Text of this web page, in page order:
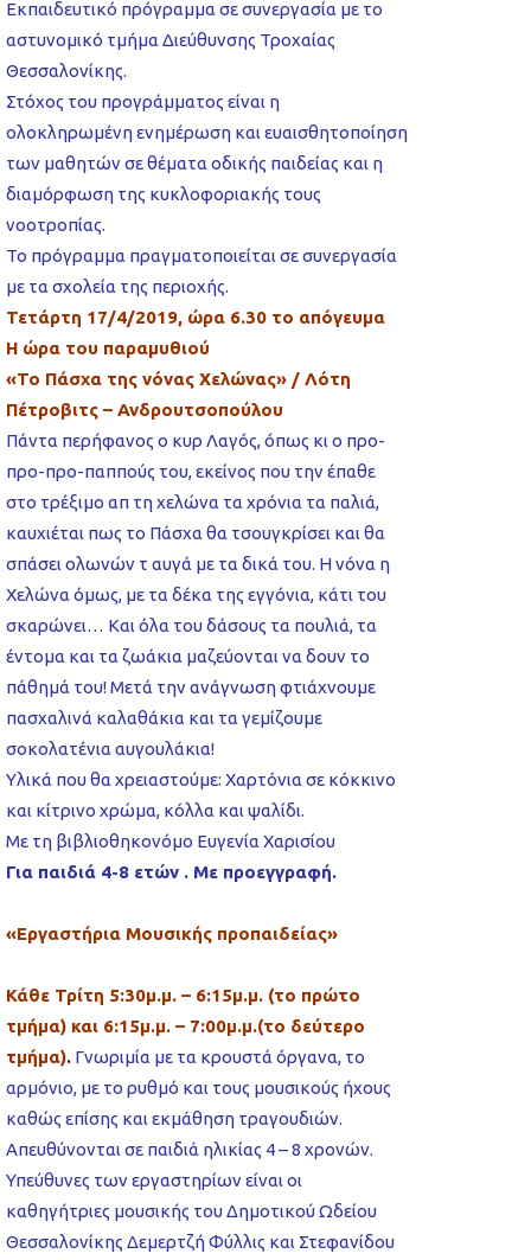
Εκπαιδευτικό πρόγραμμα σε συνεργασία με το
αστυνομικό τμήμα Διεύθυνσης Τροχαίας
Θεσσαλονίκης.
Στόχος του προγράμματος είναι η
ολοκληρωμένη ενημέρωση και ευαισθητοποίηση
των μαθητών σε θέματα οδικής παιδείας και η
διαμόρφωση της κυκλοφοριακής τους
νοοτροπίας.
Το πρόγραμμα πραγματοποιείται σε συνεργασία
με τα σχολεία της περιοχής.
Τετάρτη 17/4/2019, ώρα 6.30 το απόγευμα
Η ώρα του παραμυθιού
«Το Πάσχα της νόνας Χελώνας» / Λότη
Πέτροβιτς – Ανδρουτσοπούλου
Πάντα περήφανος ο κυρ Λαγός, όπως κι ο προ-
προ-προ-παππούς του, εκείνος που την έπαθε
στο τρέξιμο απ τη χελώνα τα χρόνια τα παλιά,
καυχιέται πως το Πάσχα θα τσουγκρίσει και θα
σπάσει ολωνών τ αυγά με τα δικά του. Η νόνα η
Χελώνα όμως, με τα δέκα της εγγόνια, κάτι του
σκαρώνει… Και όλα του δάσους τα πουλιά, τα
έντομα και τα ζωάκια μαζεύονται να δουν το
πάθημά του! Μετά την ανάγνωση φτιάχνουμε
πασχαλινά καλαθάκια και τα γεμίζουμε
σοκολατένια αυγουλάκια!
Υλικά που θα χρειαστούμε: Χαρτόνια σε κόκκινο
και κίτρινο χρώμα, κόλλα και ψαλίδι.
Με τη βιβλιοθηκονόμο Ευγενία Χαρισίου
Για παιδιά 4-8 ετών . Με προεγγραφή.
«Εργαστήρια Μουσικής προπαιδείας»
Κάθε Τρίτη 5:30μ.μ. – 6:15μ.μ. (το πρώτο
τμήμα) και 6:15μ.μ. – 7:00μ.μ.(το δεύτερο
τμήμα). Γνωριμία με τα κρουστά όργανα, το
αρμόνιο, με το ρυθμό και τους μουσικούς ήχους
καθώς επίσης και εκμάθηση τραγουδιών.
Απευθύνονται σε παιδιά ηλικίας 4 – 8 χρονών.
Υπεύθυνες των εργαστηρίων είναι οι
καθηγήτριες μουσικής του Δημοτικού Ωδείου
Θεσσαλονίκης Δεμερτζή Φύλλις και Στεφανίδου